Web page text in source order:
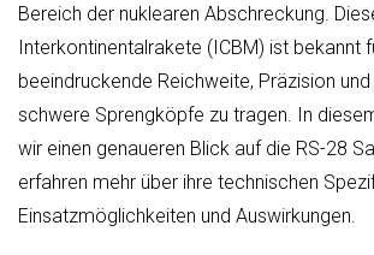
Bereich der nuklearen Abschreckung.
Interkontinentalrakete (ICBM) ist bekannt
beeindruckende Reichweite, Präzision und
schwere Sprengköpfe zu tragen. In
wir einen genaueren Blick auf die RS-28
erfahren mehr über ihre technischen
Einsatzmöglichkeiten und Auswirkungen.